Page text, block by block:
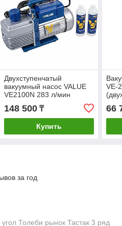
Двухступенчатый
вакуумный насос VALUE
VE2100N 283 л/мин
148 500₸
Купить
VE-
66
за год
Толеби рынок Тастак 3 ряд